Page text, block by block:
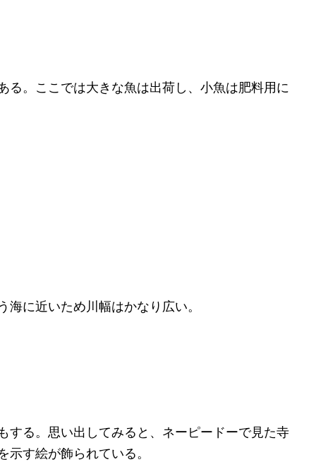
る。ここでは大きな魚は出荷し、小魚は肥料用に
に近いため川幅はかなり広い。
する。思い出してみると、ネーピードーで見た寺
す絵が飾られている。